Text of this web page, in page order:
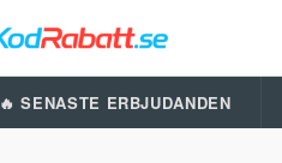
🔥 SENASTE ERBJUDANDEN